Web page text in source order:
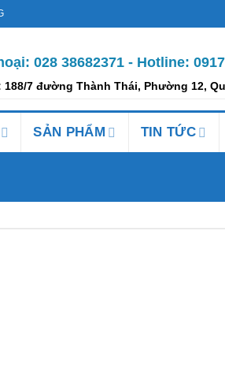
028 38682371 - Hotline:
7 đường Thành Thái, Phường 12,
SẢN PHẨM TIN TỨC